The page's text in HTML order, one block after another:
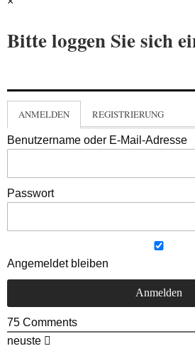
Bitte loggen Sie sich
ANMELDEN REGISTRIERUNG
Benutzername oder E-Mail-Adresse
Passwort
Angemeldet bleiben
75 Comments
neuste